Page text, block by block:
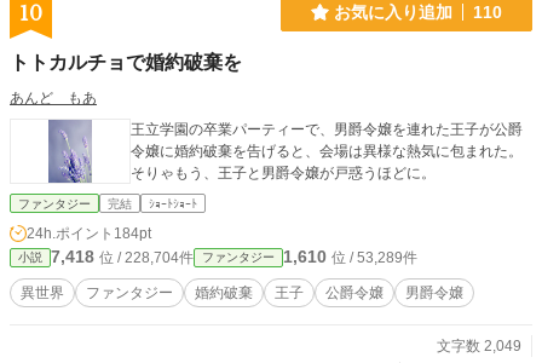
10 お気に入り追加 110
トトカルチョで婚約破棄を
あんど もあ
王立学園の卒業パーティーで、男爵令嬢を連れた王子が公爵
令嬢に婚約破棄を告げると、会場は異様な熱気に包まれた。
そりゃもう、王子と男爵令嬢が戸惑うほどに。
ファンタジー 完結 ｼｮｰﾄｼｮｰﾄ
24h.ポイント 184pt
小説 7,418 位 / 228,704件 ファンタジー 1,610 位 / 53,289件
異世界 ファンタジー 婚約破棄 王子 公爵令嬢 男爵令嬢
文字数 2,049